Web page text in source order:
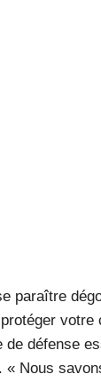
paraître
votre
de défense
« Nous